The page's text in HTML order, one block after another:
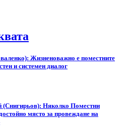
Жизненоважно е поместните
и системен диалог
(Снигирьов): Няколко Поместни
място за провеждане на